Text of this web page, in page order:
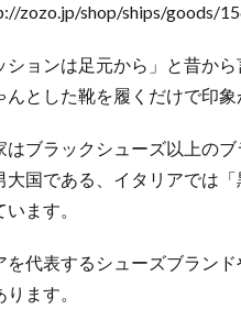
zozo.jp/shop/ships/goods/
ションは足元から」と昔か
んとした靴を履くだけで印象
はブラックシューズ以上の
大国である、イタリアでは
ます。
を代表するシューズブラン
ます。